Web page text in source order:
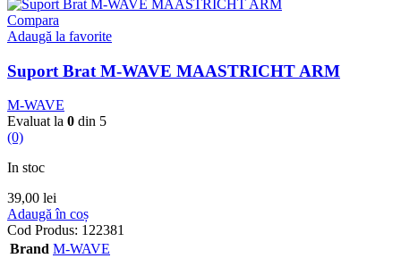
Compara
Adaugă la favorite
Suport Brat M-WAVE MAASTRICHT ARM
M-WAVE
Evaluat la 0 din 5
(0)
In stoc
39,00 lei
Adaugă în coș
Cod Produs: 122381
Brand M-WAVE